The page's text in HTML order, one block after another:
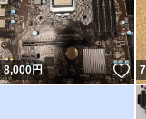
8,000円